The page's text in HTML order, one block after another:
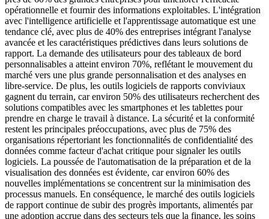
opérationnelle et fournir des informations exploitables. L'intégration
avec l'intelligence artificielle et l'apprentissage automatique est une
tendance clé, avec plus de 40% des entreprises intégrant l'analyse
avancée et les caractéristiques prédictives dans leurs solutions de
rapport. La demande des utilisateurs pour des tableaux de bord
personnalisables a atteint environ 70%, reflétant le mouvement du
marché vers une plus grande personnalisation et des analyses en
libre-service. De plus, les outils logiciels de rapports conviviaux
gagnent du terrain, car environ 50% des utilisateurs recherchent des
solutions compatibles avec les smartphones et les tablettes pour
prendre en charge le travail à distance. La sécurité et la conformité
restent les principales préoccupations, avec plus de 75% des
organisations répertoriant les fonctionnalités de confidentialité des
données comme facteur d'achat critique pour signaler les outils
logiciels. La poussée de l'automatisation de la préparation et de la
visualisation des données est évidente, car environ 60% des
nouvelles implémentations se concentrent sur la minimisation des
processus manuels. En conséquence, le marché des outils logiciels
de rapport continue de subir des progrès importants, alimentés par
une adoption accrue dans des secteurs tels que la finance, les soins